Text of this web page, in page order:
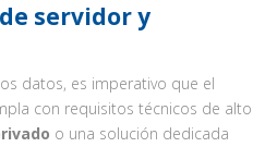
servidor y
datos, es imperativo que el
con requisitos técnicos de alto
o una solución dedicada